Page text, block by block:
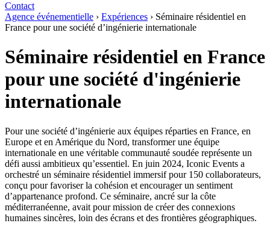
Contact
Agence événementielle › Expériences › Séminaire résidentiel en
France pour une société d’ingénierie internationale
Séminaire résidentiel en France
pour une société d'ingénierie
internationale
Pour une société d’ingénierie aux équipes réparties en France, en
Europe et en Amérique du Nord, transformer une équipe
internationale en une véritable communauté soudée représente un
défi aussi ambitieux qu’essentiel. En juin 2024, Iconic Events a
orchestré un séminaire résidentiel immersif pour 150 collaborateurs,
conçu pour favoriser la cohésion et encourager un sentiment
d’appartenance profond. Ce séminaire, ancré sur la côte
méditerranéenne, avait pour mission de créer des connexions
humaines sincères, loin des écrans et des frontières géographiques.